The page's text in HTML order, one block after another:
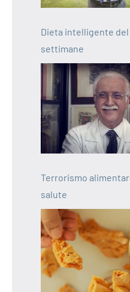
Dieta intelligente
settimane
Terrorismo
salute